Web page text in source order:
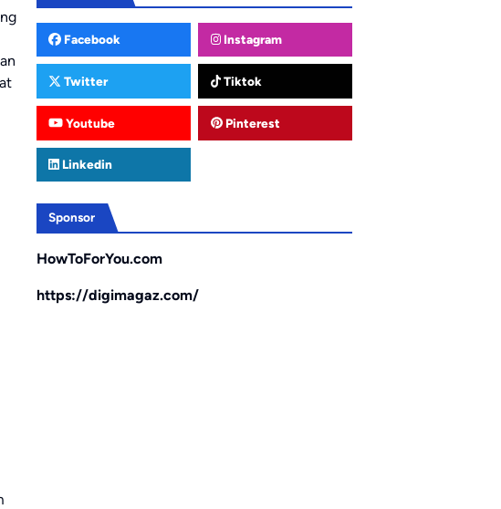
Facebook Instagram
Twitter Tiktok
Youtube Pinterest
Linkedin
Sponsor
HowToForYou.com
https://digimagaz.com/